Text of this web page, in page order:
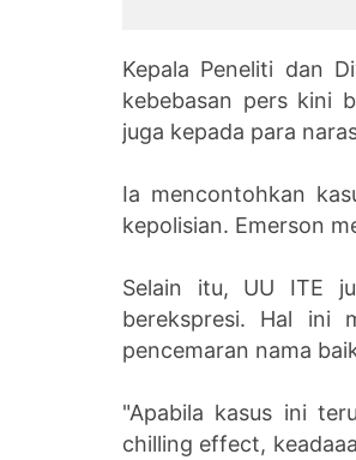
Kepala Peneliti dan
kebebasan pers kini
juga kepada para
Ia mencontohkan
kepolisian. Emerson
Selain itu, UU ITE
berekspresi. Hal ini
pencemaran nama
"Apabila kasus ini
chilling effect,